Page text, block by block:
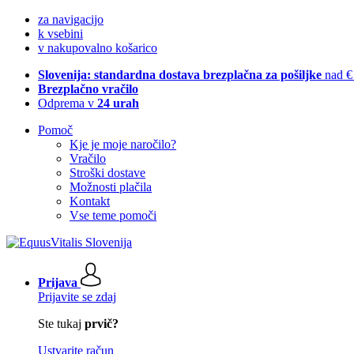
za navigacijo
k vsebini
v nakupovalno košarico
Slovenija: standardna dostava brezplačna za pošiljke nad
Brezplačno vračilo
Odprema v 24 urah
Pomoč
Kje je moje naročilo?
Vračilo
Stroški dostave
Možnosti plačila
Kontakt
Vse teme pomoči
Prijava
Prijavite se zdaj
Ste tukaj prvič?
Ustvarite račun